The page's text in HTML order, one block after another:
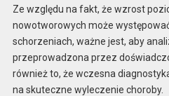
Ze względu na fakt, że wzrost
nowotworowych może
schorzeniach, ważne jest, aby
przeprowadzona przez
również to, że wczesna
na skuteczne wyleczenie choroby.